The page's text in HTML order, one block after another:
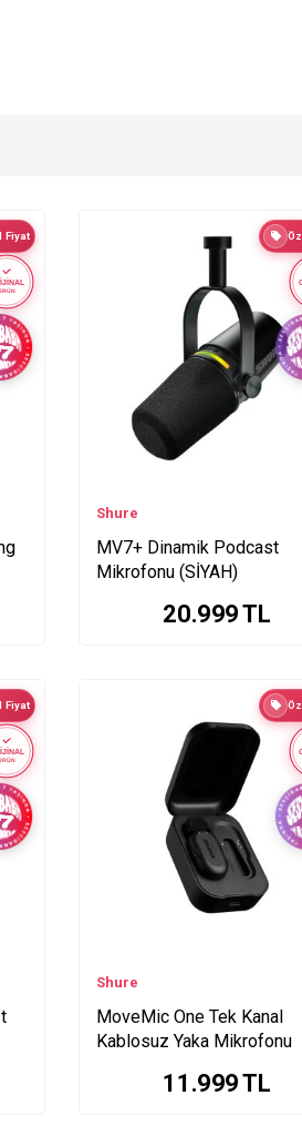
Fiyat
Shure
MV7+ Dinamik Podcast
Mikrofonu (SİYAH)
20.999TL
Fiyat
Shure
MoveMic One Tek Kanal
Kablosuz Yaka Mikrofonu
11.999TL